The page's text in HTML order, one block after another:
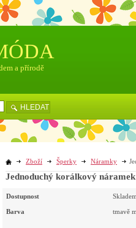
Zboží Šperky Náramky
Jednoduchý korálkový náramek
Dostupnost
Barva tmavě
a přírodě
HLEDAT